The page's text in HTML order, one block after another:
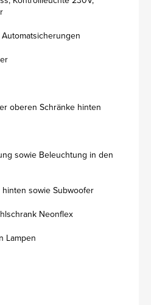
oberen Schränke hinten
sowie Beleuchtung in den
sowie Subwoofer
Neonflex
Lampen